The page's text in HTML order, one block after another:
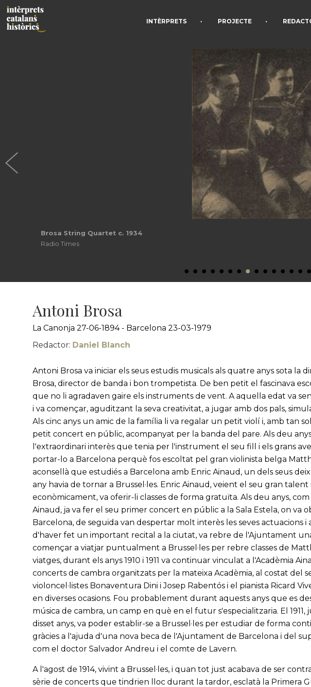
INTÈRPRETS • PROJECTE •
Brosa String Quartet c. 1934
Radio Times
Antoni Brosa
La Canonja 27-06-1894 - Barcelona 23-03-1979
Redactor: Daniel Blanch
Antoni Brosa va iniciar els seus estudis musicals als quatre anys sota la
Brosa, director de banda i bon trompetista. De ben petit el fascinava
que no li agradaven gaire els instruments de vent. A aquella edat va
i va començar, aguditzant la seva creativitat, a jugar amb dos pals,
Als cinc anys un amic de la família li va regalar un petit violí i, amb tan
petit concert en públic, acompanyat per la banda del pare. Als deu
l'extraordinari interès que tenia per l'instrument el seu fill i els grans
portar-lo a Barcelona perquè fos escoltat pel gran violinista belga
aconsellà que estudiés a Barcelona amb Enric Ainaud, un dels seus
any havia de tornar a Brussel·les. Enric Ainaud, veient el seu gran
econòmicament, va oferir-li classes de forma gratuïta. Als deu anys,
Ainaud, ja va fer el seu primer concert en públic a la Sala Estela, on va
Barcelona, de seguida van despertar molt interès les seves actuacions i
d'haver fet un important recital a la ciutat, va rebre de l'Ajuntament
començar a viatjar puntualment a Brussel·les per rebre classes de
viatges, durant els anys 1910 i 1911 va continuar vinculat a l'Acadèmia
concerts de cambra organitzats per la mateixa Acadèmia, al costat del
violoncel·listes Bonaventura Dini i Josep Rabentós i el pianista Ricard
en diverses ocasions. Fou probablement durant aquests anys que es
música de cambra, un camp en què en el futur s'especialitzaria. El 1911,
disset anys, va poder establir-se a Brussel·les per estudiar de forma
gràcies a l'ajuda d'una nova beca de l'Ajuntament de Barcelona i del
com el doctor Salvador Andreu i el comte de Lavern.
A l'agost de 1914, vivint a Brussel·les, i quan tot just acabava de ser
sèrie de concerts que tindrien lloc durant la tardor, esclatà la Primera